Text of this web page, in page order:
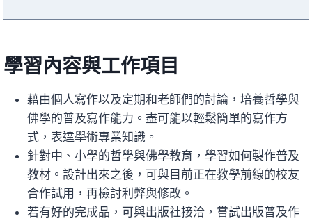
學習內容與工作項目
藉由個人寫作以及定期和老師們的討論，培養哲學與
佛學的普及寫作能力。盡可能以輕鬆簡單的寫作方
式，表達學術專業知識。
針對中、小學的哲學與佛學教育，學習如何製作普及
教材。設計出來之後，可與目前正在教學前線的校友
合作試用，再檢討利弊與修改。
若有好的完成品，可與出版社接洽，嘗試出版普及作